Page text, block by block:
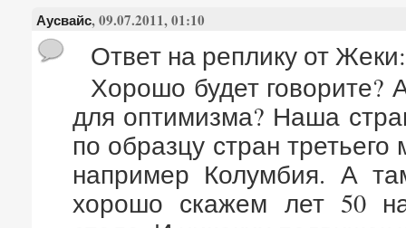
Аусвайс, 09.07.2011, 01:10
Ответ на реплику от Жеки:
Хорошо будет говорите?
для оптимизма? Наша
по образцу стран третьего
например Колумбия. А
хорошо скажем лет 50